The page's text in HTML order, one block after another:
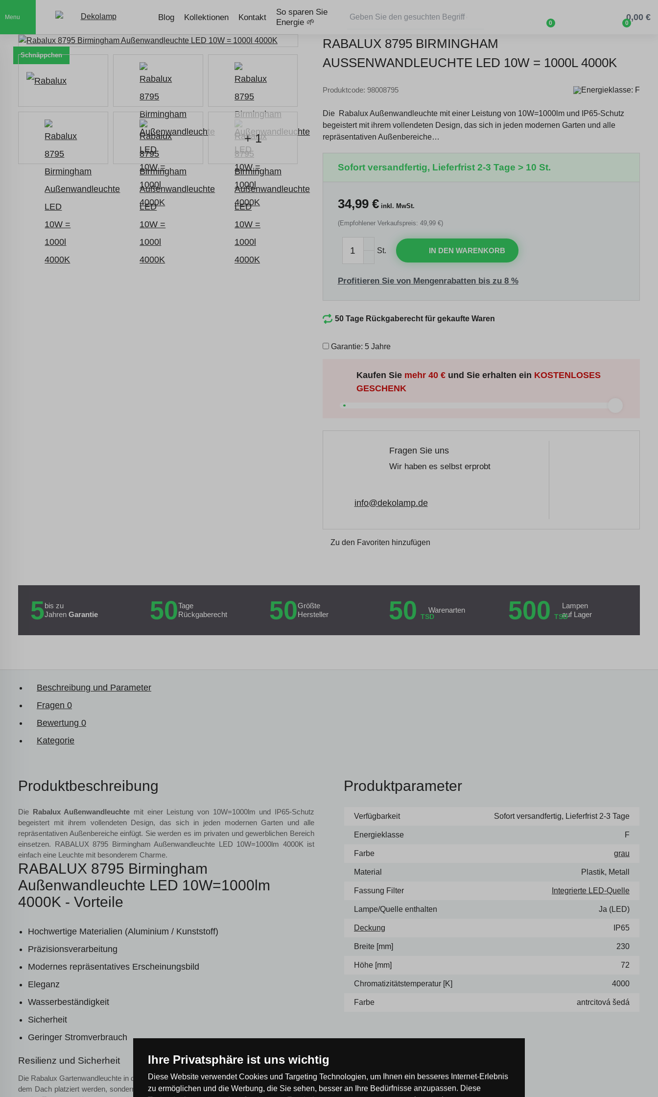
Menu Blog Kollektionen Kontakt
So sparen Sie
Energie 🌱
0 0
0,00 €
RABALUX 8795 BIRMINGHAM
AUSSENWANDLEUCHTE LED 10W = 1000L 4000K
Schnäppchen
+ 1
Produktcode: 98008795
Die Rabalux Außenwandleuchte mit einer Leistung von 10W=1000lm und IP65-Schutz
begeistert mit ihrem vollendeten Design, das sich in jeden modernen Garten und alle
repräsentativen Außenbereiche…
Sofort versandfertig, Lieferfrist 2-3 Tage > 10 St.
34,99€inkl. MwSt.
(Empfohlener Verkaufspreis: 49,99 €)
St. IN DEN WARENKORB
Profitieren Sie von Mengenrabatten bis zu 8 %
50 Tage Rückgaberecht für gekaufte Waren
Garantie: 5 Jahre
Kaufen Sie mehr 40 € und Sie erhalten ein KOSTENLOSES
GESCHENK
Fragen Sie uns
Wir haben es selbst erprobt
info@dekolamp.de
Zu den Favoriten hinzufügen
5bis zu
Jahren Garantie 50Tage
Rückgaberecht
50Größte
Hersteller
50 TSD
Warenarten 500 TSD
Lampen
auf Lager
Beschreibung und Parameter
Fragen 0
Bewertung 0
Kategorie
Produktbeschreibung
Die Rabalux Außenwandleuchte mit einer Leistung von 10W=1000lm und IP65-Schutz
begeistert mit ihrem vollendeten Design, das sich in jeden modernen Garten und alle
repräsentativen Außenbereiche einfügt. Sie werden es im privaten und gewerblichen Bereich
einsetzen. RABALUX 8795 Birmingham Außenwandleuchte LED 10W=1000lm 4000K ist
einfach eine Leuchte mit besonderem Charme.
RABALUX 8795 Birmingham
Außenwandleuchte LED 10W=1000lm
4000K - Vorteile
Hochwertige Materialien (Aluminium / Kunststoff)
Präzisionsverarbeitung
Modernes repräsentatives Erscheinungsbild
Eleganz
Wasserbeständigkeit
Sicherheit
Geringer Stromverbrauch
Resilienz und Sicherheit
Die Rabalux Gartenwandleuchte in der Farbe Anthrazit ist wasserdicht, muss also nicht unter
dem Dach platziert werden, sondern überall draußen im Garten, an Hauswänden, Garagen,
Produktparameter
Verfügbarkeit Sofort versandfertig, Lieferfrist 2-3 Tage
Energieklasse F
Farbe grau
Material Plastik, Metall
Fassung Filter Integrierte LED-Quelle
Lampe/Quelle enthalten Ja (LED)
Deckung IP65
Breite [mm] 230
Höhe [mm] 72
Chromatizitätstemperatur [K] 4000
Farbe antrcitová šedá
Ihre Privatsphäre ist uns wichtig
Diese Website verwendet Cookies und Targeting Technologien, um Ihnen ein besseres Internet-Erlebnis
zu ermöglichen und die Werbung, die Sie sehen, besser an Ihre Bedürfnisse anzupassen. Diese